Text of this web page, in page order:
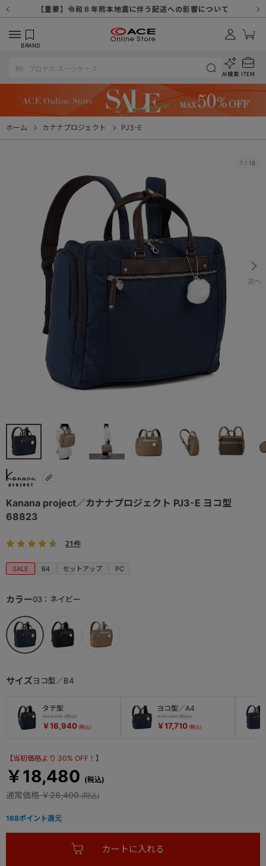
【重要】8/11（火・祝）休業及び配送スケジュールについて
【重要】令和８年熊本地震に伴う配送への影響について
【重要】納品書・領収書ペーパーレス化（電子化）のお知らせ
【重要】天候不良や交通状況・物量増等に伴う配送への影響について
【重要】悪質な詐欺サイトにご注意ください
【重要】各種メールが届かない場合に関しまして
【重要】お問い合わせのご対応に関しまして
【重要】SNSのなりすまし詐欺にご注意ください
BRAND
AI検索 ITEM
ホーム カナナプロジェクト PJ3-E
1 / 18
Kanana project／カナナプロジェクト PJ3-E ヨコ型
68823
21件
SALE B4 セットアップ PC
【当初価格より 30% OFF！】
￥18,480
通常価格￥26,400
サイズヨコ型／B4
タテ型
￥24,200
￥16,940
ヨコ型／A4
￥25,300
￥17,710
カラー03：ネイビー
168ポイント還元